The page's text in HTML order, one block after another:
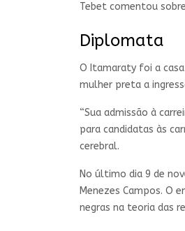
Tebet comentou
Diplomata
O Itamaraty foi a
mulher preta a
“Sua admissão à
para candidatas às
cerebral.
No último dia 9 de
Menezes Campos. O
negras na teoria das